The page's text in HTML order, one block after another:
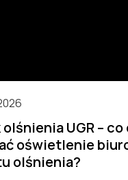
UGR –
oświetlenie
olśnienia?